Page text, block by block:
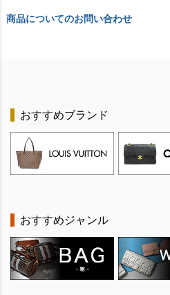
商品についてのお問い合わせ
おすすめブランド
おすすめジャンル